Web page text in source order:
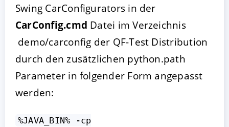
Swing CarConfigurators in der
CarConfig.cmd Datei im Verzeichnis
demo/carconfig der QF-Test Distribution
durch den zusätzlichen python.path
Parameter in folgender Form angepasst
werden:
%JAVA_BIN% -cp